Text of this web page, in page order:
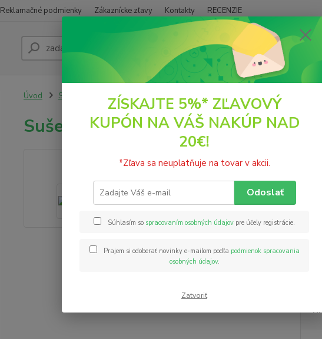
Reklamačné podmienky Zákaznícke zľavy Kontakty RECENZIE
Hľadať
(PO
Úvod SUŠENÉ PLODY Ovocie Sušené Goji
Sušené Goji
ZÍSKAJTE 5%* ZĽAVOVÝ
KUPÓN NA VÁŠ NAKÚP NAD
20€!
*Zľava sa neuplatňuje na tovar v akcii.
Odoslať
Súhlasím so spracovaním osobných údajov pre účely registrácie.
Prajem si odoberať novinky e-mailom podľa podmienok spracovania
osobných údajov.
Zatvoriť